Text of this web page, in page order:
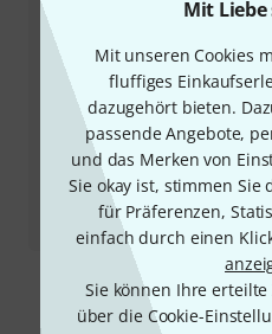
Mit
Mit unseren Cookies
fluffiges
dazugehört bieten.
passende Angebote,
und das Merken von
Sie okay ist, stimmen Sie
für Präferenzen,
einfach durch einen
Sie können Ihre
über die Cookie-
Testbericht
Blue Label Strings Set 12-60